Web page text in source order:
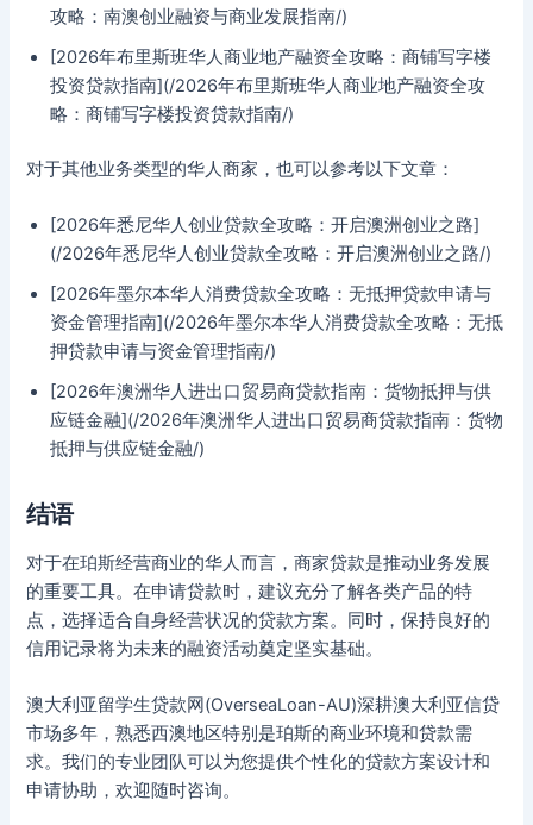
攻略：南澳创业融资与商业发展指南/)
[2026年布里斯班华人商业地产融资全攻略：商铺写字楼
投资贷款指南](/2026年布里斯班华人商业地产融资全攻
略：商铺写字楼投资贷款指南/)
对于其他业务类型的华人商家，也可以参考以下文章：
[2026年悉尼华人创业贷款全攻略：开启澳洲创业之路]
(/2026年悉尼华人创业贷款全攻略：开启澳洲创业之路/)
[2026年墨尔本华人消费贷款全攻略：无抵押贷款申请与
资金管理指南](/2026年墨尔本华人消费贷款全攻略：无抵
押贷款申请与资金管理指南/)
[2026年澳洲华人进出口贸易商贷款指南：货物抵押与供
应链金融](/2026年澳洲华人进出口贸易商贷款指南：货物
抵押与供应链金融/)
结语
对于在珀斯经营商业的华人而言，商家贷款是推动业务发展
的重要工具。在申请贷款时，建议充分了解各类产品的特
点，选择适合自身经营状况的贷款方案。同时，保持良好的
信用记录将为未来的融资活动奠定坚实基础。
澳大利亚留学生贷款网(OverseaLoan-AU)深耕澳大利亚信贷
市场多年，熟悉西澳地区特别是珀斯的商业环境和贷款需
求。我们的专业团队可以为您提供个性化的贷款方案设计和
申请协助，欢迎随时咨询。